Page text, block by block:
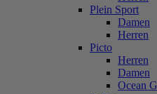
Plein Sport
Damen
Herren
Picto
Herren
Damen
Ocean